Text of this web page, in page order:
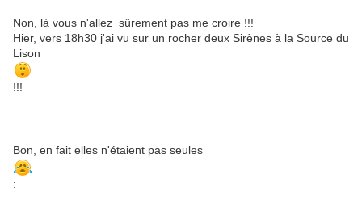
Non, là vous n'allez sûrement pas me croire !!!
Hier, vers 18h30 j'ai vu sur un rocher deux Sirènes à la Source du
Lison
!!!
Bon, en fait elles n'étaient pas seules
: